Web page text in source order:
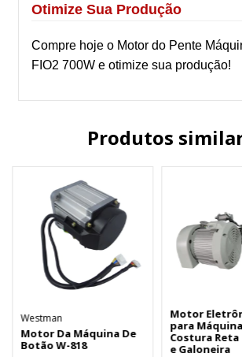
Otimize Sua Produção
Compre hoje o Motor do Pente
FIO2 700W e otimize sua produção!
Produtos
Westman
Motor Da Máquina De
Botão W-818
Motor
para
Costura
e Galoneira